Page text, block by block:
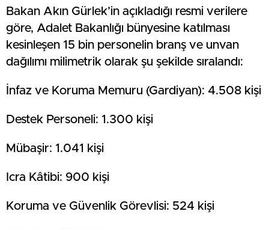
Bakan Akın Gürlek’in açıkladığı resmi verilere
göre, Adalet Bakanlığı bünyesine katılması
kesinleşen 15 bin personelin branş ve unvan
dağılımı milimetrik olarak şu şekilde sıralandı:
İnfaz ve Koruma Memuru (Gardiyan): 4.508 kişi
Destek Personeli: 1.300 kişi
Mübaşir: 1.041 kişi
Icra Kâtibi: 900 kişi
Koruma ve Güvenlik Görevlisi: 524 kişi